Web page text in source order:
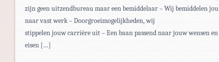
zijn geen uitzendbureau maar een bemiddelaar – Wij bemiddelen jou
naar vast werk – Doorgroeimogelijkheden, wij
stippelen jouw carrière uit – Een baan passend naar jouw wensen en
eisen […]